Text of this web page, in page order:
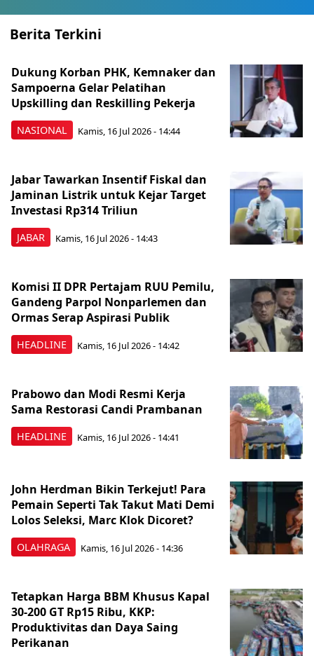
Berita Terkini
NASIONAL
Dukung Korban PHK, Kemnaker dan
Sampoerna Gelar Pelatihan
Upskilling dan Reskilling Pekerja
Kamis, 16 Jul 2026 - 14:44
JABAR
Jabar Tawarkan Insentif Fiskal dan
Jaminan Listrik untuk Kejar Target
Investasi Rp314 Triliun
Kamis, 16 Jul 2026 - 14:43
HEADLINE
Komisi II DPR Pertajam RUU Pemilu,
Gandeng Parpol Nonparlemen dan
Ormas Serap Aspirasi Publik
Kamis, 16 Jul 2026 - 14:42
HEADLINE
Prabowo dan Modi Resmi Kerja
Sama Restorasi Candi Prambanan
Kamis, 16 Jul 2026 - 14:41
OLAHRAGA
John Herdman Bikin Terkejut! Para
Pemain Seperti Tak Takut Mati Demi
Lolos Seleksi, Marc Klok Dicoret?
Kamis, 16 Jul 2026 - 14:36
Tetapkan Harga BBM Khusus Kapal
30-200 GT Rp15 Ribu, KKP:
Produktivitas dan Daya Saing
Perikanan